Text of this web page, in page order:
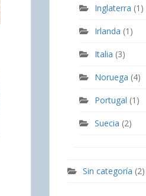
Inglaterra (1)
Irlanda (1)
Italia (3)
Noruega (4)
Portugal (1)
Suecia (2)
Sin categoría (2)